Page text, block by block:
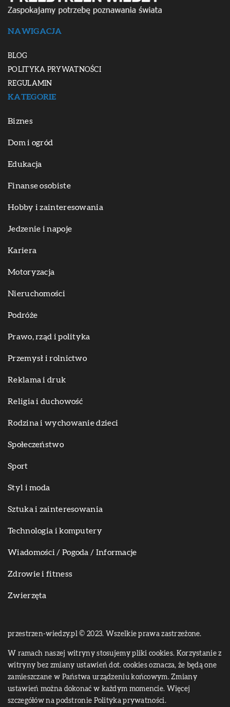
NAWIGACJA
BLOG
POLITYKA PRYWATNOŚCI
REGULAMIN
KATEGORIE
Biznes
Dom i ogród
Edukacja
Finanse osobiste
Hobby i zainteresowania
Jedzenie i napoje
Kariera
Motoryzacja
Nieruchomości
Podróże
Prawo, rząd i polityka
Przemysł i rolnictwo
Reklama i druk
Religia i duchowość
Rodzina i wychowanie dzieci
Społeczeństwo
Sport
Styl i moda
Sztuka i zainteresowania
Technologia i komputery
Wiadomości / Pogoda / Informacje
Zdrowie i fitness
Zwierzęta
przestrzen-wiedzy.pl © 2023. Wszelkie prawa zastrzeżone.
W ramach naszej witryny stosujemy pliki cookies. Korzystanie z
witryny bez zmiany ustawień dot. cookies oznacza, że będą one
zamieszczane w Państwa urządzeniu końcowym. Zmiany
ustawień można dokonać w każdym momencie. Więcej
szczegółów na podstronie Polityka prywatności.